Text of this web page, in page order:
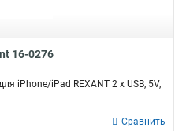
16-0276
iPhone/iPad REXANT 2 x USB, 5V,
Сравнить